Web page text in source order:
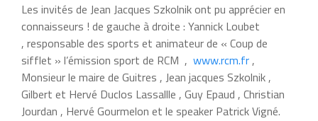
Les invités de Jean Jacques Szkolnik ont pu apprécier en
connaisseurs ! de gauche à droite : Yannick Loubet
, responsable des sports et animateur de « Coup de
sifflet » l’émission sport de RCM , www.rcm.fr,
Monsieur le maire de Guitres , Jean jacques Szkolnik ,
Gilbert et Hervé Duclos Lassallle , Guy Epaud , Christian
Jourdan , Hervé Gourmelon et le speaker Patrick Vigné.